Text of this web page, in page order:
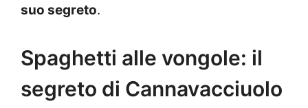
suo segreto.
Spaghetti alle vongole: il
segreto di Cannavacciuolo